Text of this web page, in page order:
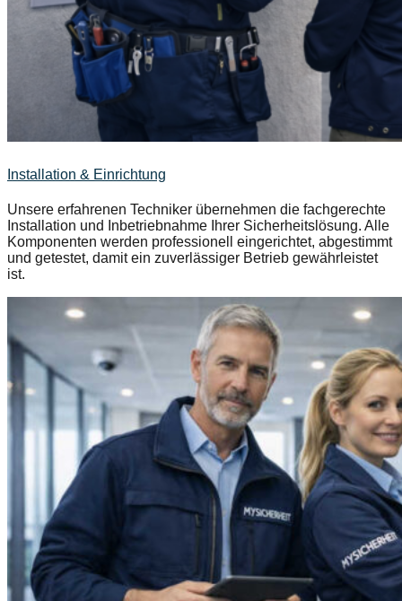
Installation & Einrichtung
Unsere erfahrenen Techniker übernehmen die fachgerechte
Installation und Inbetriebnahme Ihrer Sicherheitslösung. Alle
Komponenten werden professionell eingerichtet, abgestimmt
und getestet, damit ein zuverlässiger Betrieb gewährleistet
ist.